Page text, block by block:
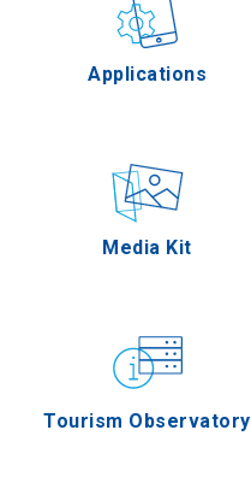
Oros
Gastronomie
Ereignisse
Applications
Media Kit
Tourism Observatory